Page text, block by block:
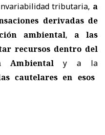
tributaria, a
derivadas de
ambiental, a las
recursos dentro del
Ambientaly a la
cautelares en esos